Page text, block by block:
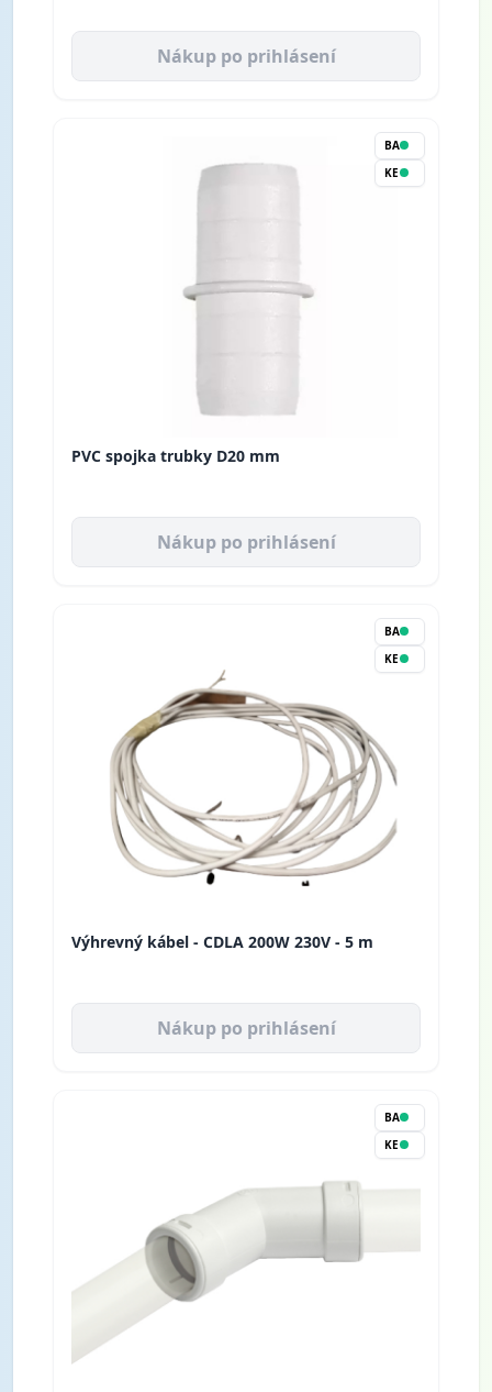
Nákup po prihlásení
BA
KE
PVC spojka trubky D20 mm
Nákup po prihlásení
BA
KE
Výhrevný kábel - CDLA 200W 230V - 5 m
Nákup po prihlásení
BA
KE